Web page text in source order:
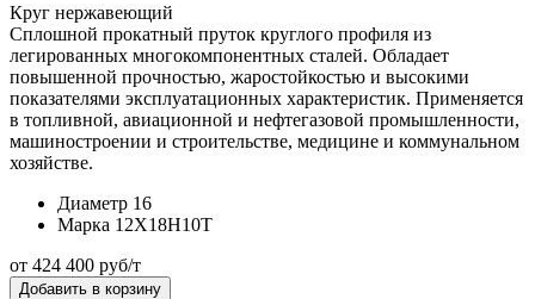
Круг нержавеющий
Сплошной прокатный пруток круглого профиля из
легированных многокомпонентных сталей. Обладает
повышенной прочностью, жаростойкостью и высокими
показателями эксплуатационных характеристик. Применяется
в топливной, авиационной и нефтегазовой промышленности,
машиностроении и строительстве, медицине и коммунальном
хозяйстве.
Диаметр 16
Марка 12Х18Н10Т
от 424 400 руб/т
Добавить в корзину